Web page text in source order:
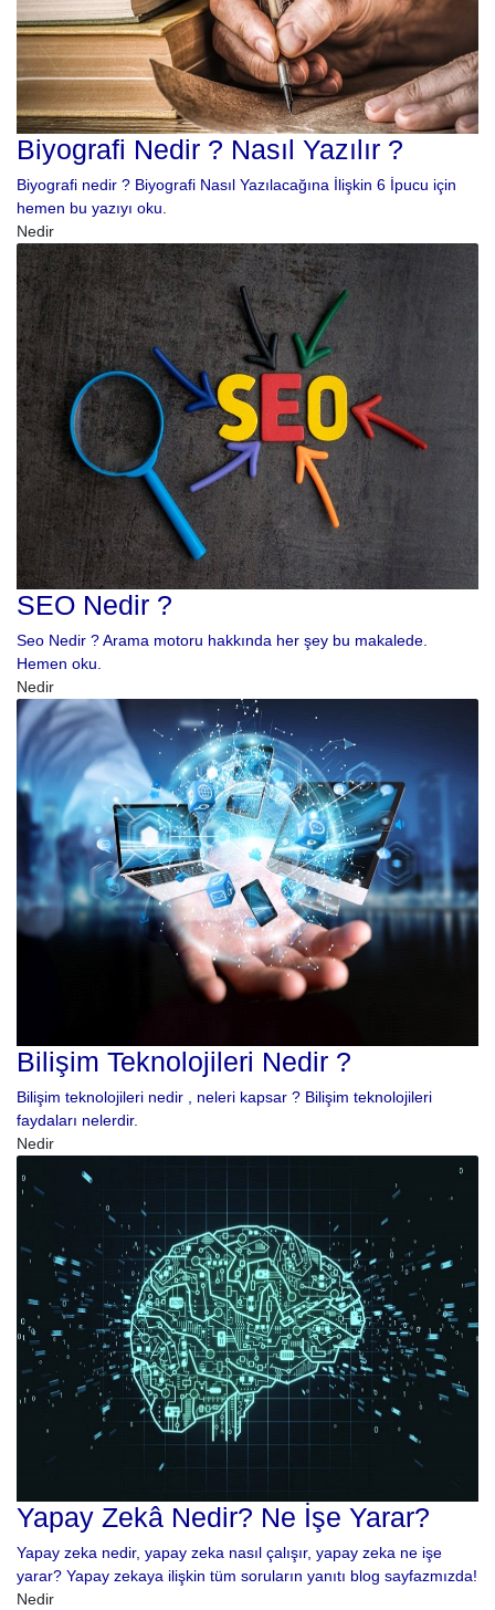
Biyografi Nedir ? Nasıl Yazılır ?
Biyografi nedir ? Biyografi Nasıl Yazılacağına İlişkin 6 İpucu için
hemen bu yazıyı oku.
Nedir
SEO Nedir ?
Seo Nedir ? Arama motoru hakkında her şey bu makalede.
Hemen oku.
Nedir
Bilişim Teknolojileri Nedir ?
Bilişim teknolojileri nedir , neleri kapsar ? Bilişim teknolojileri
faydaları nelerdir.
Nedir
Yapay Zekâ Nedir? Ne İşe Yarar?
Yapay zeka nedir, yapay zeka nasıl çalışır, yapay zeka ne işe
yarar? Yapay zekaya ilişkin tüm soruların yanıtı blog sayfazmızda!
Nedir